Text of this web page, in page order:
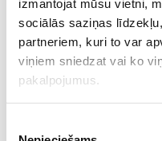
izmantojat mūsu vietni,
sociālās saziņas
partneriem, kuri to var
viņiem sniedzat vai ko
pakalpojumus.
Интернет-магазин
качественными
удовлетворённость
главной ценностью.
Vse dlja